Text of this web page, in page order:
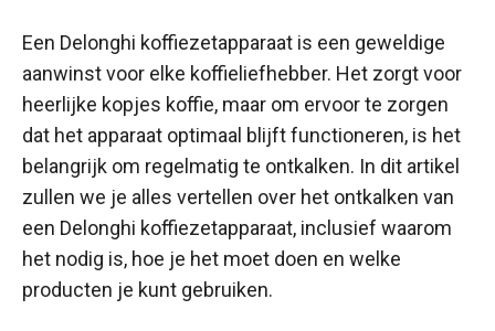
Een Delonghi koffiezetapparaat is een geweldige
aanwinst voor elke koffieliefhebber. Het zorgt voor
heerlijke kopjes koffie, maar om ervoor te zorgen
dat het apparaat optimaal blijft functioneren, is het
belangrijk om regelmatig te ontkalken. In dit artikel
zullen we je alles vertellen over het ontkalken van
een Delonghi koffiezetapparaat, inclusief waarom
het nodig is, hoe je het moet doen en welke
producten je kunt gebruiken.